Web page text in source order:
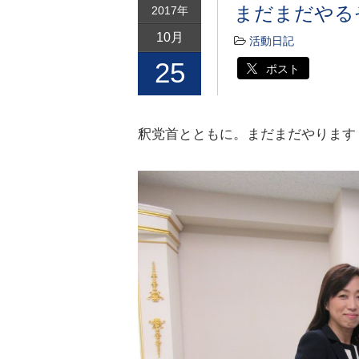
2017年
10月
25
まだまだや
活動日記
ポスト
釈党首とともに。まだまだやります